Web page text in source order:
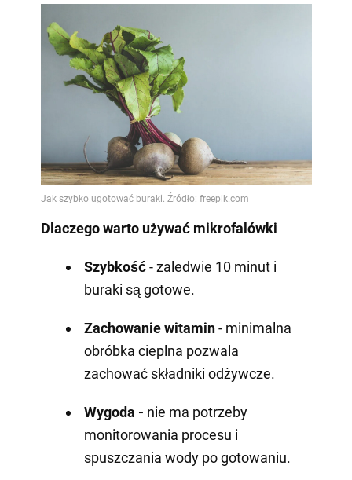
Dlaczego warto używać mikrofalówki
Szybkość- zaledwie 10 minut i
buraki są gotowe.
Zachowanie witamin- minimalna
obróbka cieplna pozwala
zachować składniki odżywcze.
Wygoda - nie ma potrzeby
monitorowania procesu i
spuszczania wody po gotowaniu.